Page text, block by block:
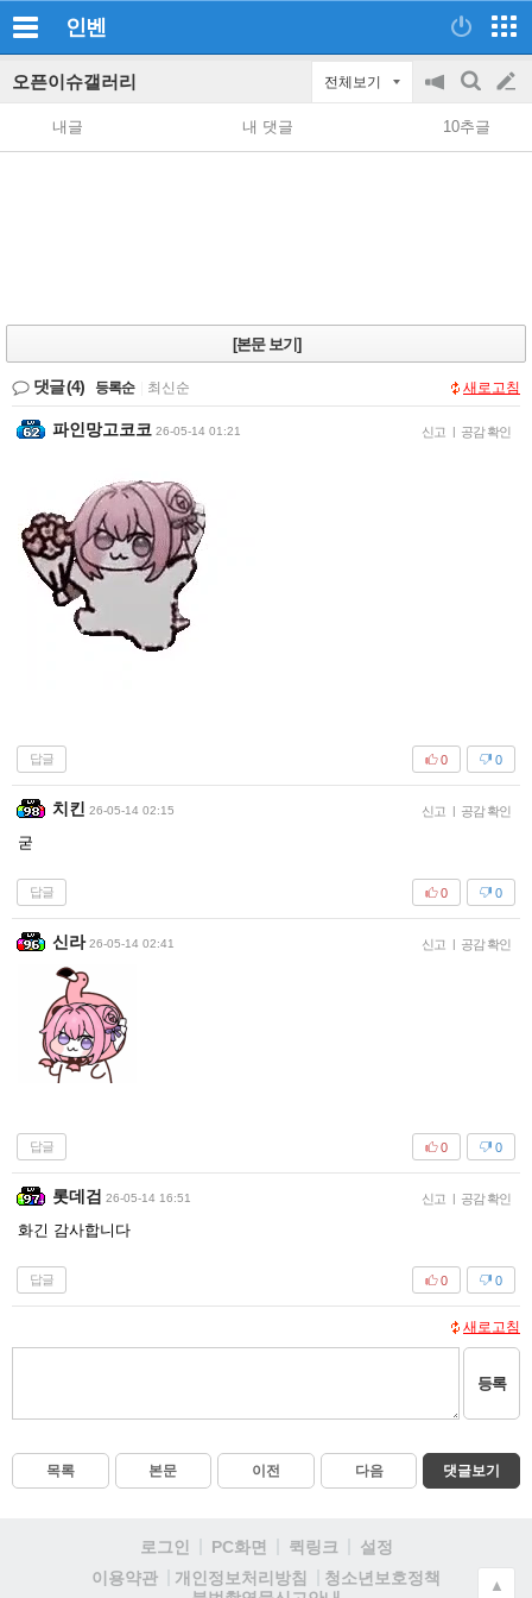
인벤
오픈이슈갤러리 전체보기
공
지
on/off
검
색
글
쓰
내글 내 댓글 10추글
[본문 보기]
댓글(4) 등록순 최신순 새로고침
파인망고코코 26-05-14 01:21 신고 | 공감 확인
답글 0
0
치킨 26-05-14 02:15 신고 | 공감 확인
굳
답글 0
0
신라 26-05-14 02:41 신고 | 공감 확인
답글 0
0
롯데검 26-05-14 16:51 신고 | 공감 확인
화긴 감사합니다
답글 0
0
새로고침
등록
목록 본문 이전 다음 댓글보기
로그인 PC화면 퀵링크
설정
이용약관
개인정보처리방침
청소년보호정책
▲